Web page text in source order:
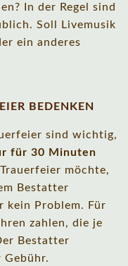
In der Regel sind
Soll Livemusik
ein anderes
BEDENKEN
sind wichtig,
für 30 Minuten
möchte,
Bestatter
kein Problem. Für
zahlen, die je
Bestatter